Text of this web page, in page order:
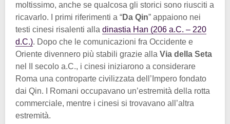
moltissimo, anche se qualcosa gli storici sono riusciti a
ricavarlo. I primi riferimenti a “Da Qin” appaiono nei
testi cinesi risalenti alla dinastia Han (206 a.C. – 220
d.C.). Dopo che le comunicazioni fra Occidente e
Oriente divennero più stabili grazie alla Via della Seta
nel II secolo a.C., i cinesi iniziarono a considerare
Roma una controparte civilizzata dell’Impero fondato
dai Qin. I Romani occupavano un’estremità della rotta
commerciale, mentre i cinesi si trovavano all’altra
estremità.